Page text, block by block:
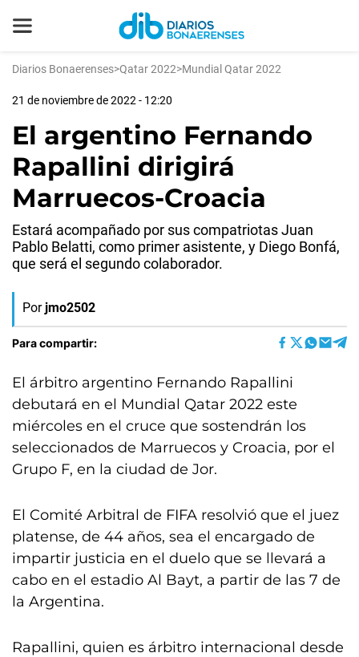
Diarios Bonaerenses>Qatar 2022>Mundial Qatar 2022
21 de noviembre de 2022 - 12:20
El argentino Fernando
Rapallini dirigirá
Marruecos-Croacia
Estará acompañado por sus compatriotas Juan
Pablo Belatti, como primer asistente, y Diego Bonfá,
que será el segundo colaborador.
Por jmo2502
Para compartir:
El árbitro argentino Fernando Rapallini
debutará en el Mundial Qatar 2022 este
miércoles en el cruce que sostendrán los
seleccionados de Marruecos y Croacia, por el
Grupo F, en la ciudad de Jor.
El Comité Arbitral de FIFA resolvió que el juez
platense, de 44 años, sea el encargado de
impartir justicia en el duelo que se llevará a
cabo en el estadio Al Bayt, a partir de las 7 de
la Argentina.
Rapallini, quien es árbitro internacional desde